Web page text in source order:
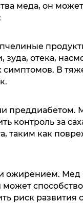
меда, он
отека,
симптомов. В
преддиабетом.
контроль за
таким как
ожирением. Мед
риск развития